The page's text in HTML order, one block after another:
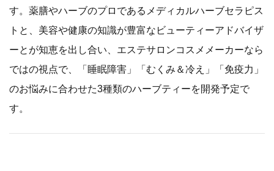
す。薬膳やハーブのプロであるメディカルハーブセラピス
トと、美容や健康の知識が豊富なビューティーアドバイザ
ーとが知恵を出し合い、エステサロンコスメメーカーなら
ではの視点で、「睡眠障害」「むくみ＆冷え」「免疫力」
のお悩みに合わせた3種類のハーブティーを開発予定で
す。